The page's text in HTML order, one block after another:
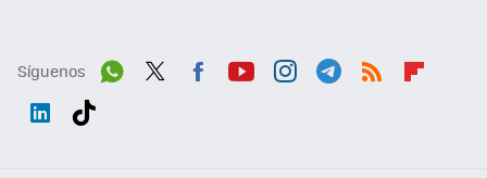
Síguenos